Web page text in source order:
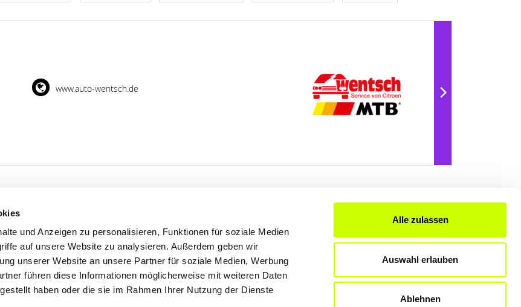
und Anzeigen zu personalisieren, Funktionen für soziale Medien
auf unsere Website zu analysieren. Außerdem geben wir
unserer Website an unsere Partner für soziale Medien, Werbung
führen diese Informationen möglicherweise mit weiteren Daten
haben oder die sie im Rahmen Ihrer Nutzung der Dienste
Alle zulassen
Auswahl erlauben
Ablehnen
www.auto-wentsch.de
SERVICE
WhatsApp
0800 0057425
Produkte & Lösungen